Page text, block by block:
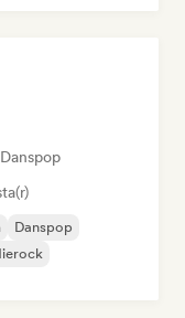
Danspop
Danspop